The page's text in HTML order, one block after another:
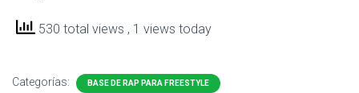
530 total views , 1 views today
Categorías: BASE DE RAP PARA FREESTYLE